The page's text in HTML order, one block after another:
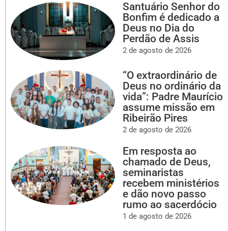
Santuário Senhor do
Bonfim é dedicado a
Deus no Dia do
Perdão de Assis
2 de agosto de 2026
“O extraordinário de
Deus no ordinário da
vida”: Padre Maurício
assume missão em
Ribeirão Pires
2 de agosto de 2026
Em resposta ao
chamado de Deus,
seminaristas
recebem ministérios
e dão novo passo
rumo ao sacerdócio
1 de agosto de 2026